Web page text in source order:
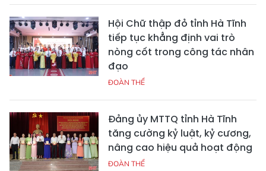
Hội Chữ thập đỏ tỉnh Hà Tĩnh
tiếp tục khẳng định vai trò
nòng cốt trong công tác nhân
đạo
ĐOÀN THỂ
Đảng ủy MTTQ tỉnh Hà Tĩnh
tăng cường kỷ luật, kỷ cương,
nâng cao hiệu quả hoạt động
ĐOÀN THỂ